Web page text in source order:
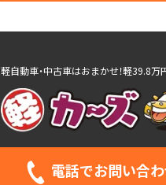
軽自動車・中古車はおまかせ！軽39.8万
電話でお問い合